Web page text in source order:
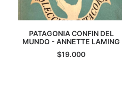
AGREGAR AL CARRITO
PATAGONIA CONFIN DEL
MUNDO - ANNETTE LAMING
$19.000